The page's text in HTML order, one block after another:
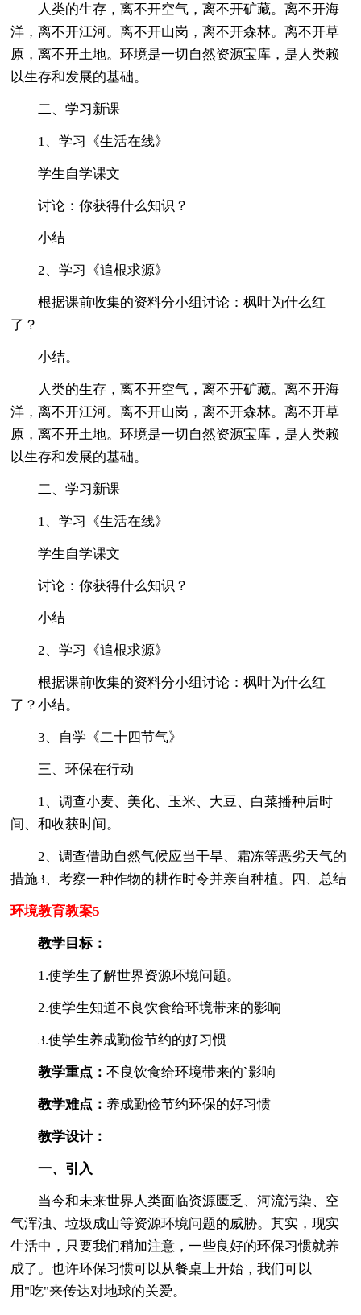
人类的生存，离不开空气，离不开矿藏。离不开海
洋，离不开江河。离不开山岗，离不开森林。离不开草
原，离不开土地。环境是一切自然资源宝库，是人类赖
以生存和发展的基础。
二、学习新课
1、学习《生活在线》
学生自学课文
讨论：你获得什么知识？
小结
2、学习《追根求源》
根据课前收集的资料分小组讨论：枫叶为什么红
了？
小结。
人类的生存，离不开空气，离不开矿藏。离不开海
洋，离不开江河。离不开山岗，离不开森林。离不开草
原，离不开土地。环境是一切自然资源宝库，是人类赖
以生存和发展的基础。
二、学习新课
1、学习《生活在线》
学生自学课文
讨论：你获得什么知识？
小结
2、学习《追根求源》
根据课前收集的资料分小组讨论：枫叶为什么红
了？小结。
3、自学《二十四节气》
三、环保在行动
1、调查小麦、美化、玉米、大豆、白菜播种后时
间、和收获时间。
2、调查借助自然气候应当干旱、霜冻等恶劣天气的
措施3、考察一种作物的耕作时令并亲自种植。四、总结
环境教育教案5
教学目标：
1.使学生了解世界资源环境问题。
2.使学生知道不良饮食给环境带来的影响
3.使学生养成勤俭节约的好习惯
教学重点：不良饮食给环境带来的`影响
教学难点： 养成勤俭节约环保的好习惯
教学设计：
一、引入
当今和未来世界人类面临资源匮乏、河流污染、空
气浑浊、垃圾成山等资源环境问题的威胁。其实，现实
生活中，只要我们稍加注意，一些良好的环保习惯就养
成了。也许环保习惯可以从餐桌上开始，我们可以
用"吃"来传达对地球的关爱。